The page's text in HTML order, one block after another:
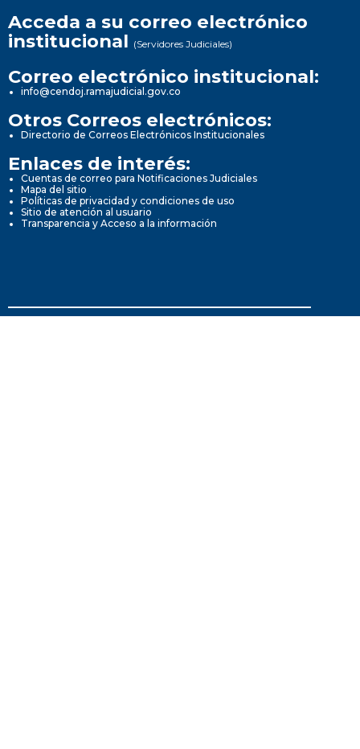
Acceda a su correo electrónico
institucional (Servidores Judiciales)
Correo electrónico institucional:
info@cendoj.ramajudicial.gov.co
Otros Correos electrónicos:
Directorio de Correos Electrónicos Institucionales
Enlaces de interés:
Cuentas de correo para Notificaciones Judiciales
Mapa del sitio
Políticas de privacidad y condiciones de uso
Sitio de atención al usuario
Transparencia y Acceso a la información